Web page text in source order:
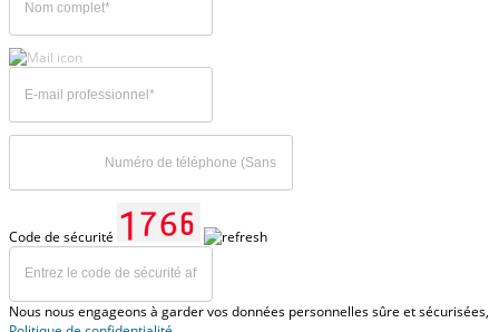
Code de sécurité
Nous nous engageons à garder vos données personnelles sûre et sécurisées,